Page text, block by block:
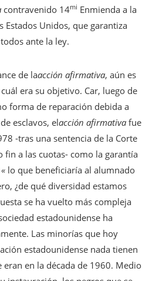
contravenido 14mi Enmienda a la
Estados Unidos, que garantiza
ante la ley.
de laacción afirmativa, aún es
era su objetivo. Car, luego de
forma de reparación debida a
esclavos, elacción afirmativa fue
-tras una sentencia de la Corte
fin a las cuotas- como la garantía
lo que beneficiaría al alumnado
¿de qué diversidad estamos
se ha vuelto más compleja
estadounidense ha
Las minorías que hoy
estadounidense nada tienen
eran en la década de 1960. Medio